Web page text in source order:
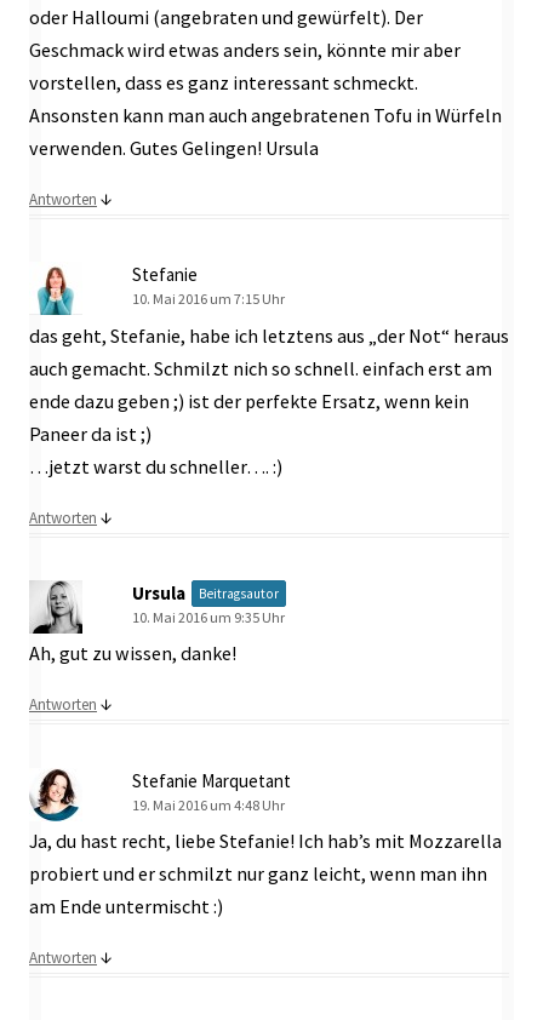
oder Halloumi (angebraten und gewürfelt). Der
Geschmack wird etwas anders sein, könnte mir aber
vorstellen, dass es ganz interessant schmeckt.
Ansonsten kann man auch angebratenen Tofu in Würfeln
verwenden. Gutes Gelingen! Ursula
Antworten ↓
Stefanie
10. Mai 2016 um 7:15 Uhr
das geht, Stefanie, habe ich letztens aus „der Not“ heraus
auch gemacht. Schmilzt nich so schnell. einfach erst am
ende dazu geben ;) ist der perfekte Ersatz, wenn kein
Paneer da ist ;)
…jetzt warst du schneller…. :)
Antworten ↓
Ursula Beitragsautor
10. Mai 2016 um 9:35 Uhr
Ah, gut zu wissen, danke!
Antworten ↓
Stefanie Marquetant
19. Mai 2016 um 4:48 Uhr
Ja, du hast recht, liebe Stefanie! Ich hab’s mit Mozzarella
probiert und er schmilzt nur ganz leicht, wenn man ihn
am Ende untermischt :)
Antworten ↓